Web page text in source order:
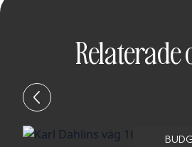
Relaterade